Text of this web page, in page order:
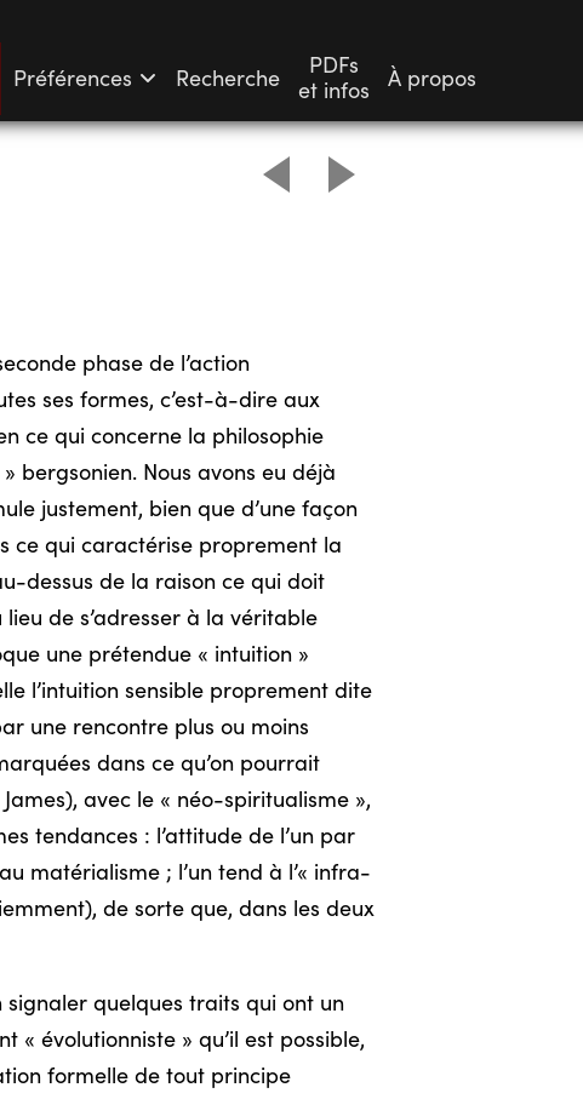
Préférences Recherche
PDFs
et infos
À propos
phase de l’action
ses formes, c’est-à-dire aux
ce qui concerne la philosophie
bergsonien. Nous avons eu déjà
justement, bien que d’une façon
ce qui caractérise proprement la
dessus de la raison ce qui doit
de s’adresser à la véritable
une prétendue « intuition »
l’intuition sensible proprement dite
une rencontre plus ou moins
dans ce qu’on pourrait
avec le « néo-spiritualisme »,
tendances : l’attitude de l’un par
matérialisme ; l’un tend à l’« infra-
de sorte que, dans les deux
signaler quelques traits qui ont un
évolutionniste » qu’il est possible,
formelle de tout principe